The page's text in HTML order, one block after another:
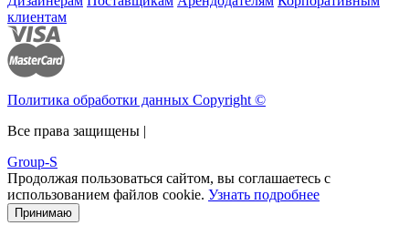
клиентам
Политика обработки данных Copyright ©
Все права защищены |
Group-S
Продолжая пользоваться сайтом, вы соглашаетесь с
использованием файлов cookie. Узнать подробнее
Принимаю